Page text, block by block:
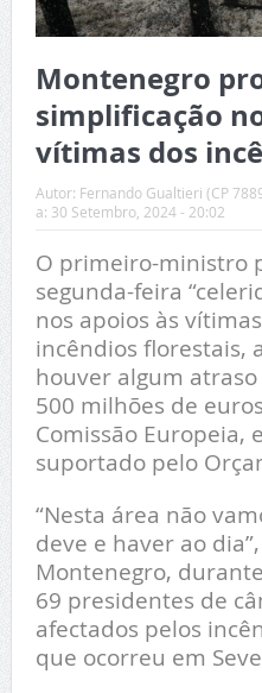
Montenegro
simplificação
vítimas dos
Autor: Fernando Gualtieri (CP
a: 30 Setembro, 2024 - 20:02
O primeiro-ministro
segunda-feira
nos apoios às
incêndios florestais,
houver algum
500 milhões de
Comissão Europeia,
suportado pelo
“Nesta área não
deve e haver ao
Montenegro,
69 presidentes de
afectados pelos
que ocorreu em